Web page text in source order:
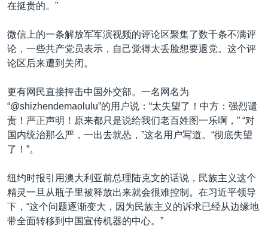
在挺贵的。”
微信上的一条解放军军演视频的评论区聚集了数千条不满评
论，一些共产党员表示，自己觉得太丢脸想要退党。这个评
论区后来遭到关闭。
更有网民直接抨击中国外交部。一名网名为
“@shizhendemaolulu”的用户说：“太失望了！中方：强烈谴
责！严正声明！原来都只是说给我们老百姓图一乐啊，” “对
国内统治那么严，一出去就怂，”这名用户写道。“彻底失望
了！”。
纽约时报引用澳大利亚前总理陆克文的话说，民族主义这个
精灵一旦从瓶子里被释放出来就会很难控制。在习近平领导
下，“这个问题逐渐变大，因为民族主义的诉求已经从边缘地
带全面转移到中国宣传机器的中心。”